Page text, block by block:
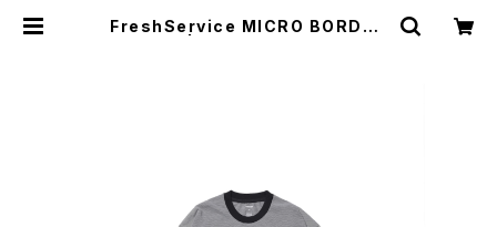
FreshService MICRO BORDER